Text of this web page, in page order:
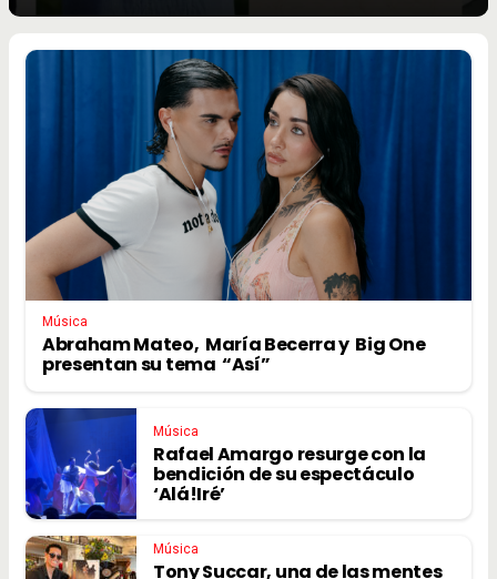
Música
Abraham Mateo, María Becerra y Big One
presentan su tema “Así”
Música
Rafael Amargo resurge con la
bendición de su espectáculo
‘Alá!Iré’
Música
Tony Succar, una de las mentes